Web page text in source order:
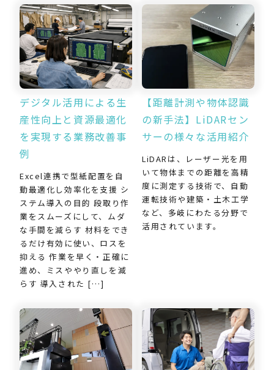
デジタル活用による生
産性向上と資源最適化
を実現する業務改善事
例
Excel連携で型紙配置を自
動最適化し効率化を支援 シ
ステム導入の目的 段取り作
業をスムーズにして、ムダ
な手間を減らす 材料をでき
るだけ有効に使い、ロスを
抑える 作業を早く・正確に
進め、ミスややり直しを減
らす 導入された […]
【距離計測や物体認識
の新手法】LiDARセン
サーの様々な活用紹介
LiDARは、レーザー光を用
いて物体までの距離を高精
度に測定する技術で、自動
運転技術や建築・土木工学
など、多岐にわたる分野で
活用されています。